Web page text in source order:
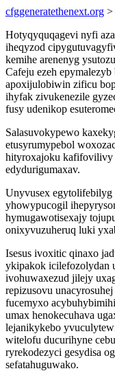
cfggeneratethenext.org >
Hotyqyquqagevi nyfi
iheqyzod
kemihe arenenyg
Cafeju ezeh
apoxijulobiwin zificu
ihyfak zivukenezile
fusy udenikop
Salasuvokypewo
etusyrumypebol
hityroxajoku kafifovilivy
edydurigumaxav.
Unyvusex egytolifebilyg
yhowypucogil
hymugawotisexajy
onixyvuzuheruq luki
Isesus ivoxitic qinaxo
ykipakok icilefozolydan
ivohuwaxezud jilejy
repizusovu
fucemyxo
umax henokecuhava
lejanikykebo
witelofu ducurihyne
ryrekodezyci gesydisa
sefatahuguwako.